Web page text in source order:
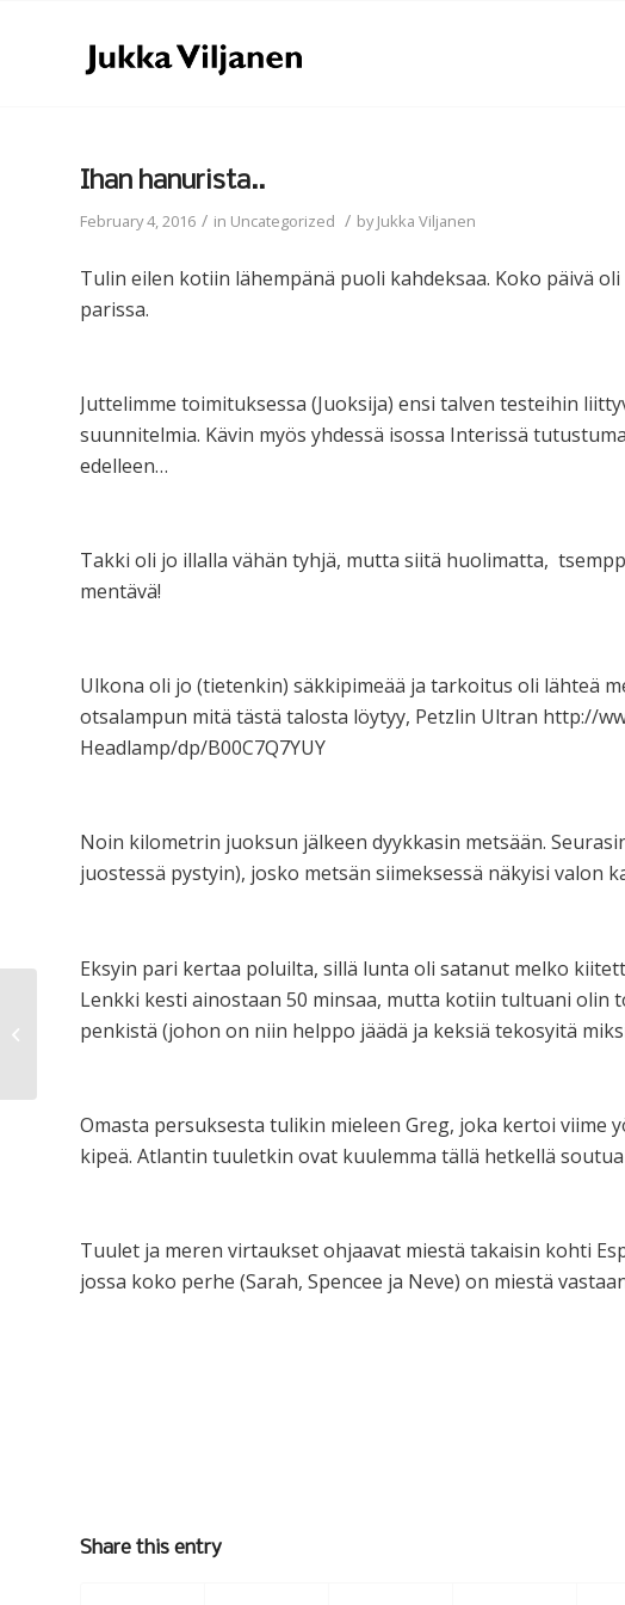
Ihan hanurista..
February 4, 2016 / in Uncategorized / byJukka Viljanen
Tulin eilen kotiin lähempänä puoli kahdeksaa. Koko päivä
parissa.
Juttelimme toimituksessa (Juoksija) ensi talven testeihin
suunnitelmia. Kävin myös yhdessä isossa Interissä
edelleen…
Takki oli jo illalla vähän tyhjä, mutta siitä huolimatta,
mentävä!
Ulkona oli jo (tietenkin) säkkipimeää ja tarkoitus oli lähteä
otsalampun mitä tästä talosta löytyy, Petzlin Ultran http://
Headlamp/dp/B00C7Q7YUY
Noin kilometrin juoksun jälkeen dyykkasin metsään.
juostessä pystyin), josko metsän siimeksessä näkyisi valon
Eksyin pari kertaa poluilta, sillä lunta oli satanut melko
Lenkki kesti ainostaan 50 minsaa, mutta kotiin tultuani
penkistä (johon on niin helppo jäädä ja keksiä tekosyitä
Omasta persuksesta tulikin mieleen Greg, joka kertoi viime
kipeä. Atlantin tuuletkin ovat kuulemma tällä hetkellä
Tuulet ja meren virtaukset ohjaavat miestä takaisin kohti
jossa koko perhe (Sarah, Spencee ja Neve) on miestä
Share this entry
Istumatyöläinen